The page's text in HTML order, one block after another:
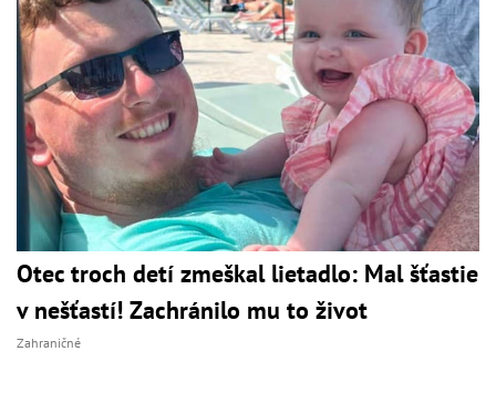
Otec troch detí zmeškal lietadlo: Mal šťastie
v nešťastí! Zachránilo mu to život
Zahraničné